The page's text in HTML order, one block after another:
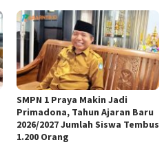
SMPN 1 Praya Makin Jadi
Primadona, Tahun Ajaran Baru
2026/2027 Jumlah Siswa Tembus
1.200 Orang